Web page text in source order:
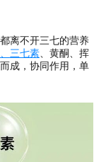
离不开三七的营养
、 三七素、黄酮、挥
成，协同作用，单